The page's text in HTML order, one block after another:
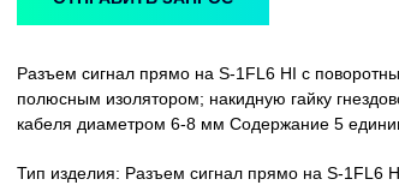
Разъем сигнал прямо на S-1FL6 HI с
полюсным изолятором; накидную гайку
кабеля диаметром 6-8 мм Содержание 5
Тип изделия: Разъем сигнал прямо на S-1FL6